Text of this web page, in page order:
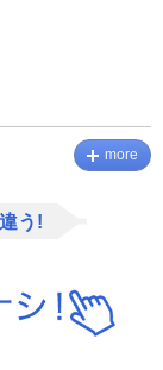
more
う!